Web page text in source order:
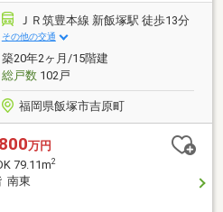
ＪＲ筑豊本線 新飯塚駅 徒歩13分
その他の交通
築20年2ヶ月/15階建
総戸数102戸
福岡県飯塚市吉原町
万円
79.11m2
南東